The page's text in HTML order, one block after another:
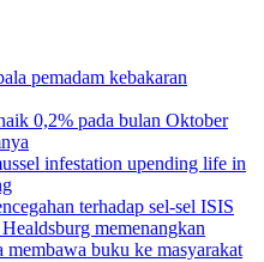
pemadam kebakaran
0,2% pada bulan Oktober
infestation upending life in
terhadap sel-sel ISIS
memenangkan
membawa buku ke masyarakat